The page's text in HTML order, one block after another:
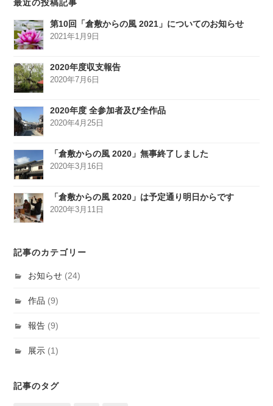
最近の投稿記事
第10回「倉敷からの風 2021」についてのお知らせ
2021年1月9日
2020年度収支報告
2020年7月6日
2020年度 全参加者及び全作品
2020年4月25日
「倉敷からの風 2020」無事終了しました
2020年3月16日
「倉敷からの風 2020」は予定通り明日からです
2020年3月11日
記事のカテゴリー
お知らせ (24)
作品 (9)
報告 (9)
展示 (1)
記事のタグ